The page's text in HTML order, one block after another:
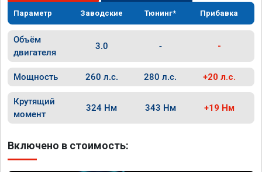
Параметр Заводские Тюнинг* Прибавка
Объём
двигателя
3.0 - -
Мощность 260 л.с. 280 л.с. +20 л.с.
Крутящий
момент
324 Нм 343 Нм +19 Нм
Включено в стоимость: